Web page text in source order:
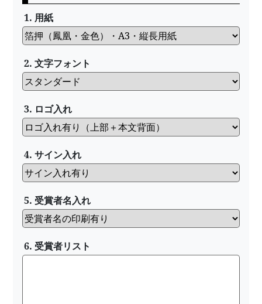
1. 用紙
2. 文字フォント
3. ロゴ入れ
4. サイン入れ
5. 受賞者名入れ
6. 受賞者リスト